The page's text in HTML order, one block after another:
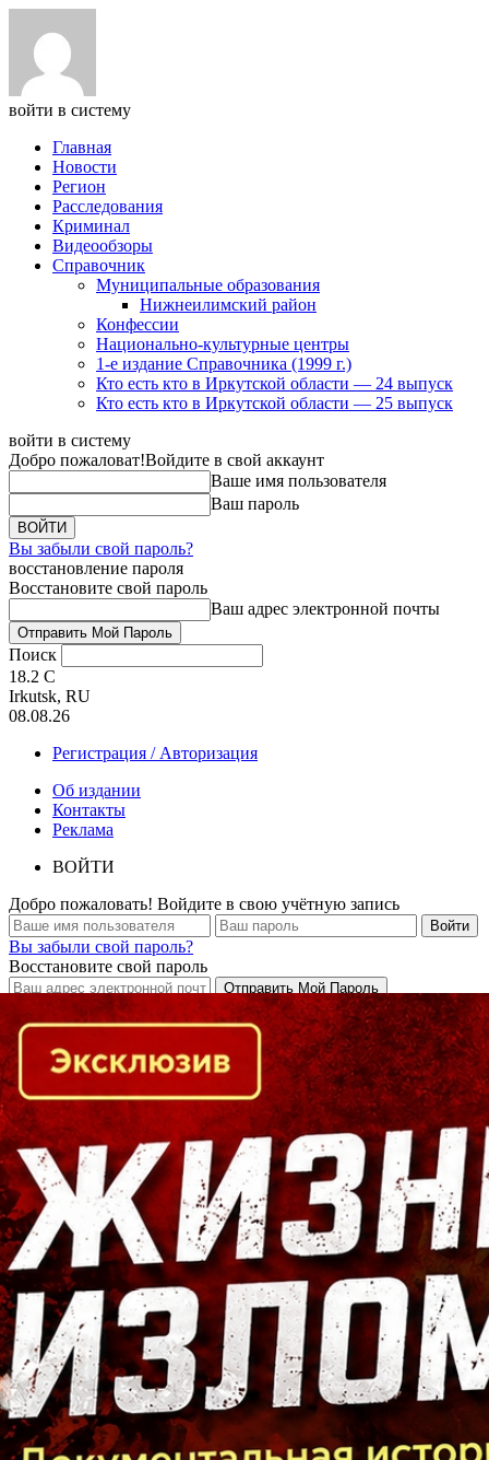
войти в систему
Главная
Новости
Регион
Расследования
Криминал
Видеообзоры
Справочник
Муниципальные образования
Нижнеилимский район
Конфессии
Национально-культурные центры
1-е издание Справочника (1999 г.)
Кто есть кто в Иркутской области — 24 выпуск
Кто есть кто в Иркутской области — 25 выпуск
войти в систему
Добро пожаловат!Войдите в свой аккаунт
Ваше имя пользователя
Ваш пароль
Вы забыли свой пароль?
восстановление пароля
Восстановите свой пароль
Ваш адрес электронной почты
Поиск
18.2 C
Irkutsk, RU
08.08.26
Регистрация / Авторизация
Об издании
Контакты
Реклама
ВОЙТИ
Добро пожаловать! Войдите в свою учётную запись
Вы забыли свой пароль?
Восстановите свой пароль
Кто есть кто в Байкальском регионе